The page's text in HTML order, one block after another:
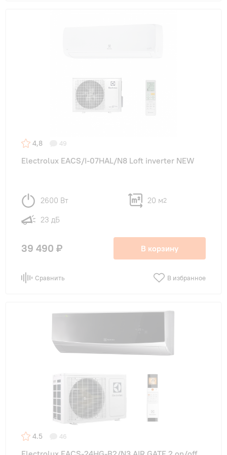
4,8 49
Electrolux EACS/I-07HAL/N8 Loft inverter NEW
2600 Вт 20 м2
23 дБ
39 490 ₽ В корзину
Сравнить В избранное
4.5 46